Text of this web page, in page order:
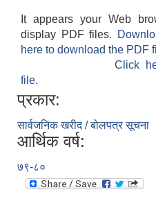
It appears your Web
display PDF files.
here to download the PDF
Click
file.
प्रकार:
सार्वजनिक खरीद / बोलपत्र सूचना
आर्थिक वर्ष:
७९-८०